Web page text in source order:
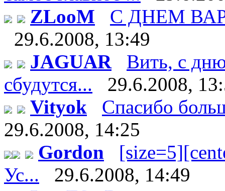
ZLooM
С ДНЕМ
29.6.2008, 13:49
JAGUAR
Вить, с
сбудутся...
29.6.2008,
Vityok
Спасибо
29.6.2008, 14:25
Gordon
Ус...
29.6.2008, 14:49